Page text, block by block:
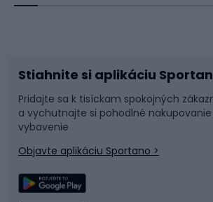
Príslušenstvo k bicyklom
Časti bicyklov
Sane a kĺzačky
Snowboard
Stiahnite si aplikáciu
Pridajte sa k tisíckam spokojných
a vychutnajte si pohodlné
vybavenie
Objavte aplikáciu Sportano >